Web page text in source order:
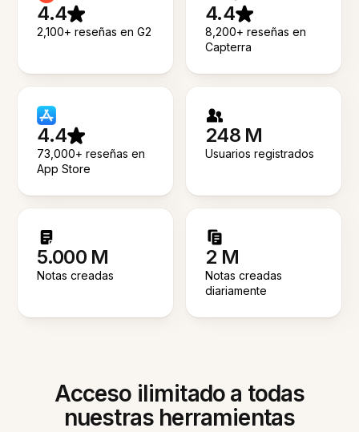
4.4
2,100+ reseñas en G2
4.4
8,200+ reseñas en
Capterra
4.4
73,000+ reseñas en
App Store
248 M
Usuarios registrados
5.000 M
Notas creadas
2 M
Notas creadas
diariamente
Acceso ilimitado a todas
nuestras herramientas